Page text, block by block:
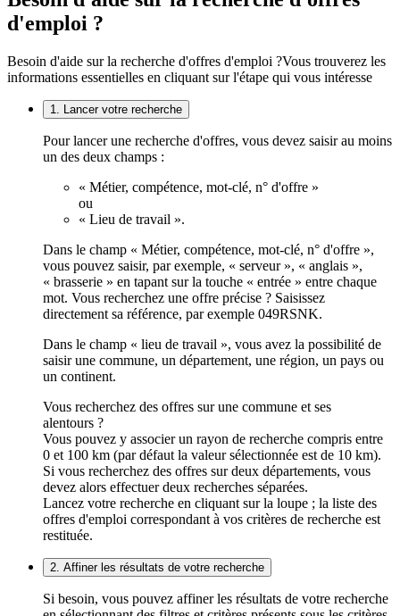
d'emploi ?
Besoin d'aide sur la recherche d'offres d'emploi ?Vous trouverez les
informations essentielles en cliquant sur l'étape qui vous intéresse
1. Lancer votre recherche
Pour lancer une recherche d'offres, vous devez saisir au moins
un des deux champs :
« Métier, compétence, mot-clé, n° d'offre »
ou
« Lieu de travail ».
Dans le champ « Métier, compétence, mot-clé, n° d'offre »,
vous pouvez saisir, par exemple, « serveur », « anglais »,
« brasserie » en tapant sur la touche « entrée » entre chaque
mot. Vous recherchez une offre précise ? Saisissez
directement sa référence, par exemple 049RSNK.
Dans le champ « lieu de travail », vous avez la possibilité de
saisir une commune, un département, une région, un pays ou
un continent.
Vous recherchez des offres sur une commune et ses
alentours ?
Vous pouvez y associer un rayon de recherche compris entre
0 et 100 km (par défaut la valeur sélectionnée est de 10 km).
Si vous recherchez des offres sur deux départements, vous
devez alors effectuer deux recherches séparées.
Lancez votre recherche en cliquant sur la loupe ; la liste des
offres d'emploi correspondant à vos critères de recherche est
restituée.
2. Affiner les résultats de votre recherche
Si besoin, vous pouvez affiner les résultats de votre recherche